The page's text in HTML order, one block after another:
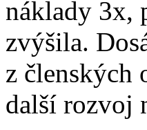
náklady 3x,
zvýšila.
z členských
další rozvoj